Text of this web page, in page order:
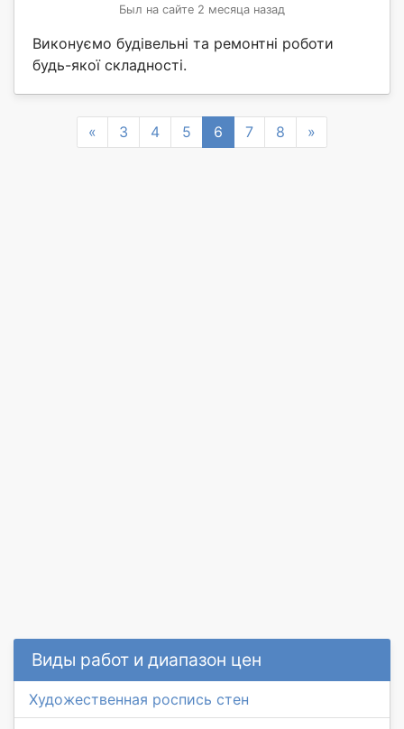
Виды работ и диапазон цен
Художественная роспись стен
Был на сайте 2 месяца назад
Виконуємо будівельні та ремонтні роботи
будь-якої складності.
« Previous
3 4 5 6 7 8 »